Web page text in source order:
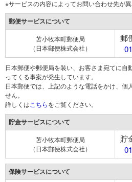
※サービスの内容によってお問い合わせ先が異
郵便サービスについて
苫小牧本町郵便局
（日本郵便株式会社）
郵
日本郵便や郵便局を装い、お客さま宛てに自
ってくる事案が発生しています。
日本郵便では、上記のような電話をかけ、個
せん。
詳しくは こちらをご覧ください。
貯金サービスについて
苫小牧本町郵便局
（日本郵便株式会社）
貯
保険サービスについて